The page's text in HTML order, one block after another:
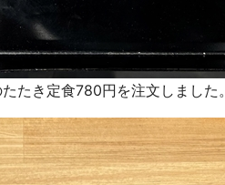
たき定食780円を注文しました。